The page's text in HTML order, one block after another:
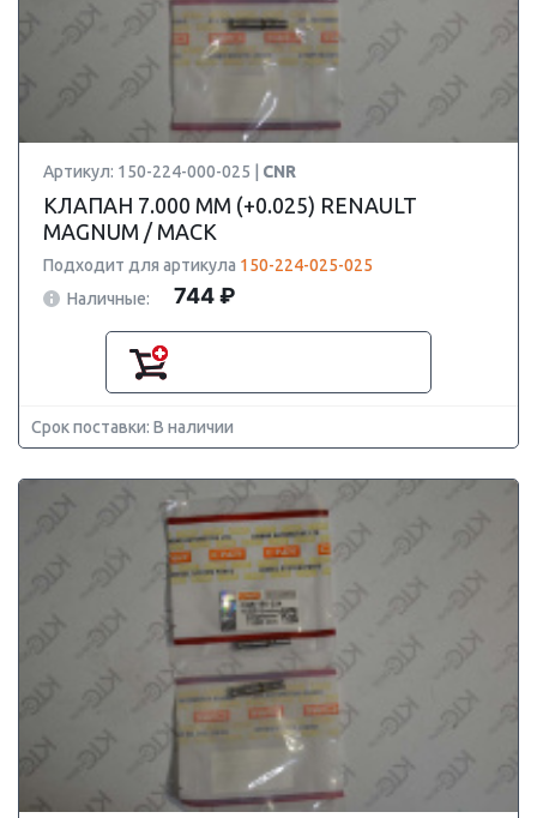
Артикул: 150-224-000-025 | CNR
КЛАПАН 7.000 ММ (+0.025) RENAULT
MAGNUM / MACK
Подходит для артикула 150-224-025-025
Наличные:
744 ₽
Срок поставки: В наличии